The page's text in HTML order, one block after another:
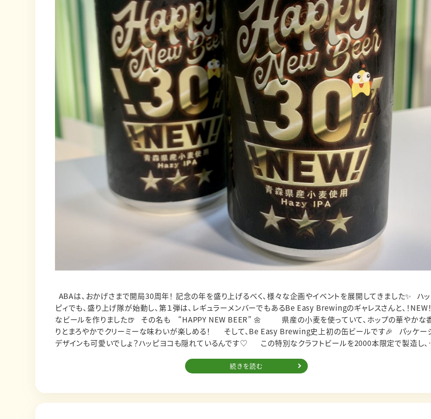
ピィでも、盛り上げ隊が始動し、第１弾は、レギュラーメンバーでもあるBe Easy Brewingのギャレスさんと、！NEW！
なビールを作りました🍺 その名も “HAPPY NEW BEER” 🌼 県産の小麦を使っていて、ホップの華やかな香
りとまろやかでクリーミーな味わいが楽しめる！ そして、Be Easy Brewing史上初の缶ビールです🎉 パッケージ
デザインも可愛いでしょ？ハッピヨコも隠れているんです♡ この特別なクラフトビールを2000本限定で製造し、そ
わると味も少し変化が生まれて、ゆーっくりと香りとコク、余韻を感じながら飲む時間が幸せなひと時でした🌿 素敵
続きを読む